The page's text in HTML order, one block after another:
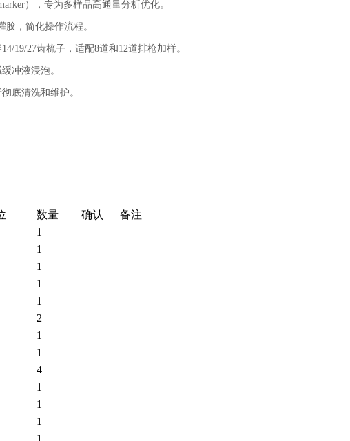
），专为多样品高通量分析优化。
，简化操作流程。
19/27齿梳子，适配8道和12道排枪加样。
冲液浸泡。
底清洗和维护。
数量 确认
备注
1
1
1
1
1
2
1
1
4
1
1
1
1